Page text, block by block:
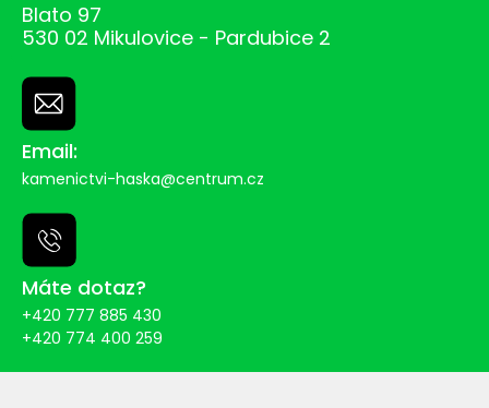
Blato 97
530 02 Mikulovice - Pardubice 2
Email:
kamenictvi-haska@centrum.cz
Máte dotaz?
+420 777 885 430
+420 774 400 259